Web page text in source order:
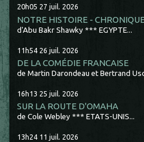
20h05 27 juil. 2026
NOTRE HISTOIRE -
d'Abu Bakr Shawky *** EGYPTE...
11h54 26 juil. 2026
DE LA COMÉDIE FRANCAISE
de Martin Darondeau et Bertrand
16h13 25 juil. 2026
SUR LA ROUTE D'OMAHA
de Cole Webley *** ETATS-UNIS...
13h24 11 juil. 2026